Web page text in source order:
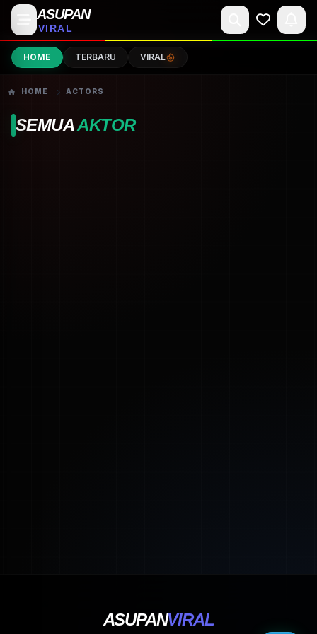
ASUPAN
VIRAL
HOME TERBARU VIRAL
HOME ACTORS
SEMUAAKTOR
ASUPANVIRAL